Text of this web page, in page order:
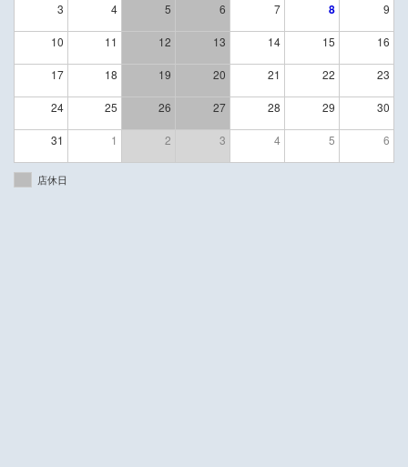
3 4 5 6 7 8 9
10 11 12 13 14 15 16
17 18 19 20 21 22 23
24 25 26 27 28 29 30
31 1 2 3 4 5 6
店休日